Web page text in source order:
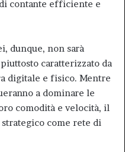
contante efficiente e
dunque, non sarà
caratterizzato da
digitale e fisico. Mentre
a dominare le
comodità e velocità, il
come rete di